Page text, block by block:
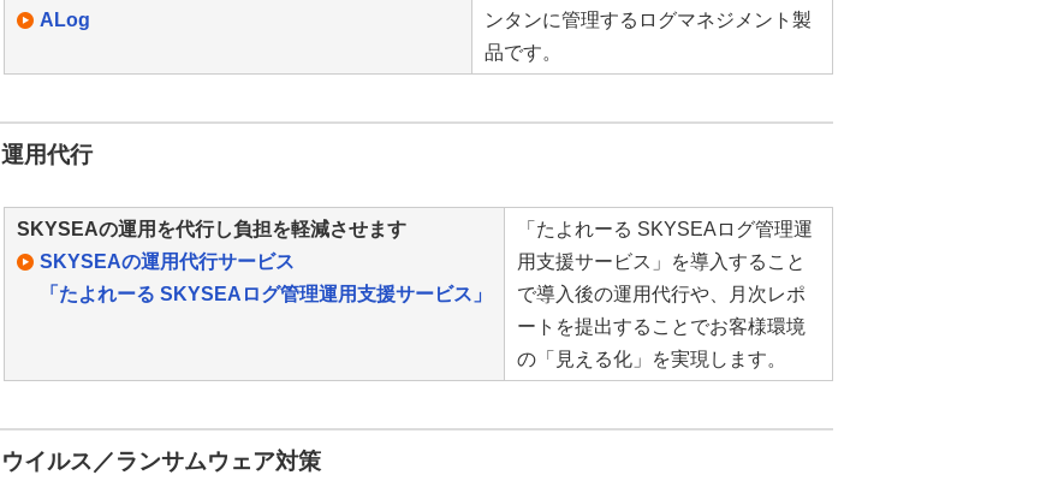
ALog
ンタンに管理するログマネジメント製
品です。
運用代行
SKYSEAの運用を代行し負担を軽減させます
SKYSEAの運用代行サービス
「たよれーる SKYSEAログ管理運用支援サービス」
「たよれーる SKYSEAログ管理運
用支援サービス」を導入すること
で導入後の運用代行や、月次レポ
ートを提出することでお客様環境
の「見える化」を実現します。
ウイルス／ランサムウェア対策